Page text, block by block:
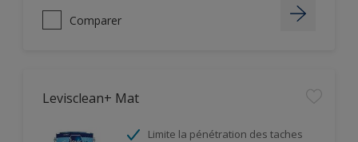
Comparer
Levisclean+ Mat
Limite la pénétration des taches